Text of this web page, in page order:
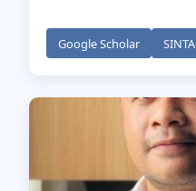
Google Scholar SINTA